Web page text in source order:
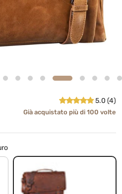
5.0 (4)
Già acquistato più di 100 volte
mocca - marrone scuro